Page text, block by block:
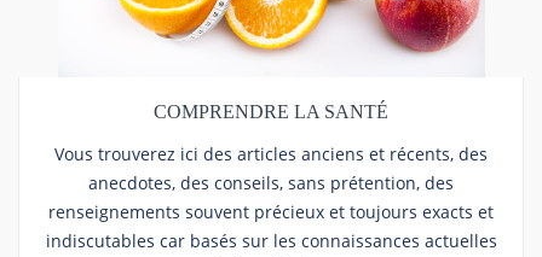
COMPRENDRE LA SANTÉ
Vous trouverez ici des articles anciens et récents, des
anecdotes, des conseils, sans prétention, des
renseignements souvent précieux et toujours exacts et
indiscutables car basés sur les connaissances actuelles